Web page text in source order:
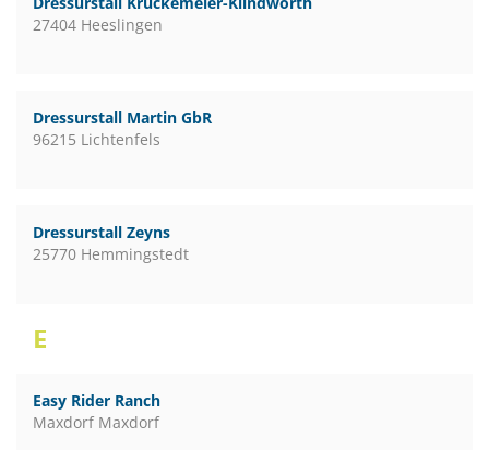
27404 Heeslingen
Dressurstall Martin GbR
96215 Lichtenfels
Dressurstall Zeyns
25770 Hemmingstedt
E
Easy Rider Ranch
Maxdorf Maxdorf